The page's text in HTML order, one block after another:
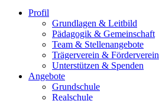
Profil
Grundlagen & Leitbild
Pädagogik & Gemeinschaft
Team & Stellenangebote
Trägerverein & Förderverein
Unterstützen & Spenden
Angebote
Grundschule
Realschule